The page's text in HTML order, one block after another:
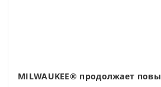
MILWAUKEE® продолжает